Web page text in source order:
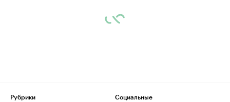
Рубрики
Социальные